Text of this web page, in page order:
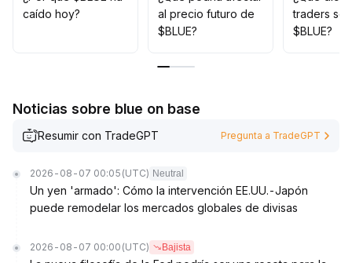
de riesgo de mercado antes de tomar nuevas
caído hoy?
al precio futuro de
$BLUE?
traders
$BLUE?
Noticias sobre blue on base
Resumir con TradeGPT Pregunta a TradeGPT
2026-08-07 00:05 (UTC) Neutral
Un yen 'armado': Cómo la intervención EE.UU.-Japón
puede remodelar los mercados globales de divisas
2026-08-07 00:00 (UTC) Bajista